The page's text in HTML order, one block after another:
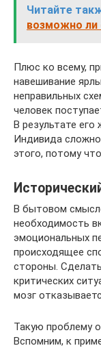
Читайте
возможно ли
Плюс ко всему,
навешивание
неправильных
человек
В результате его
Индивида
этого, потому
В бытовом
необходимость
эмоциональных
происходящее
стороны.
критических
мозг
Такую проблему
Вспомним, к